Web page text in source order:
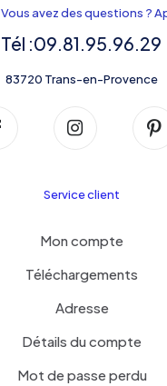
Vous avez des questions ?
Tél :09.81.95.96.29
83720 Trans-en-Provence
Service client
Mon compte
Téléchargements
Adresse
Détails du compte
Mot de passe perdu